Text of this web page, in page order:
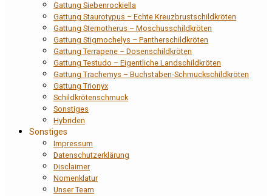
Gattung Siebenrockiella
Gattung Staurotypus – Echte Kreuzbrustschildkröten
Gattung Sternotherus – Moschusschildkröten
Gattung Stigmochelys – Pantherschildkröten
Gattung Terrapene – Dosenschildkröten
Gattung Testudo – Eigentliche Landschildkröten
Gattung Trachemys – Buchstaben-Schmuckschildkröten
Gattung Trionyx
Schildkrötenschmuck
Sonstiges
Hybriden
Sonstiges
Impressum
Datenschutzerklärung
Disclaimer
Nomenklatur
Unser Team